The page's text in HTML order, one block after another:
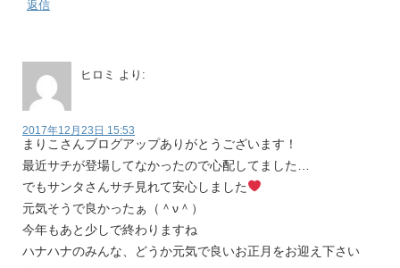
返信
ヒロミ より:
2017年12月23日 15:53
まりこさんブログアップありがとうございます！
最近サチが登場してなかったので心配してました…
でもサンタさんサチ見れて安心しました
元気そうで良かったぁ（＾ν＾）
今年もあと少しで終わりますね
ハナハナのみんな、どうか元気で良いお正月をお迎え下さい